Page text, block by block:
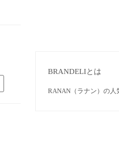
BRANDELIとは
RANAN（ラナン）の人